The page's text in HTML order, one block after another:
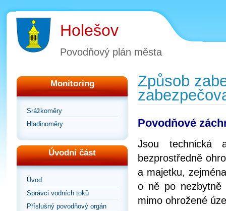
Holešov
Povodňový plán města
Monitoring
Srážkoměry
Hladinoměry
Úvodní část
Úvod
Správci vodních toků
Příslušný povodňový orgán
Způsob
Povodňové
Jsou technická
bezprostředně
a majetku,
o ně po nezbytně
mimo ohrožené